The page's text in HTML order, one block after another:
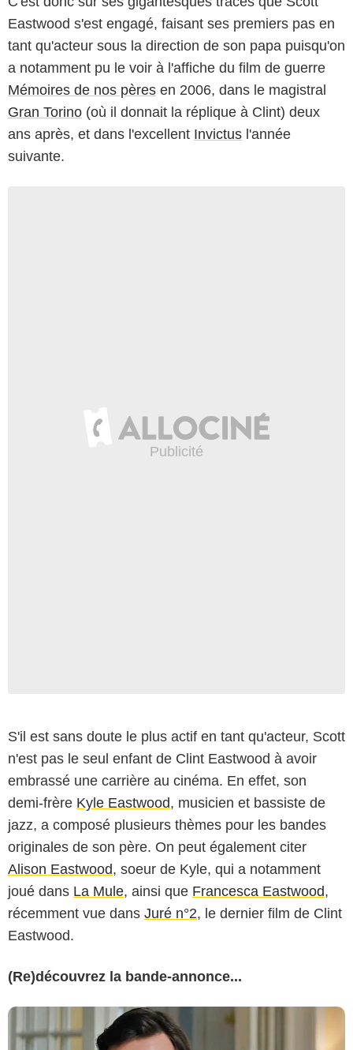
Eastwood s'est engagé, faisant ses premiers pas en
tant qu'acteur sous la direction de son papa puisqu'on
a notamment pu le voir à l'affiche du film de guerre
Mémoires de nos pères en 2006, dans le magistral
Gran Torino (où il donnait la réplique à Clint) deux
ans après, et dans l'excellent Invictus l'année
suivante.
S'il est sans doute le plus actif en tant qu'acteur, Scott
n'est pas le seul enfant de Clint Eastwood à avoir
embrassé une carrière au cinéma. En effet, son
demi-frère Kyle Eastwood, musicien et bassiste de
jazz, a composé plusieurs thèmes pour les bandes
originales de son père. On peut également citer
Alison Eastwood, soeur de Kyle, qui a notamment
joué dans La Mule, ainsi que Francesca Eastwood,
récemment vue dans Juré n°2, le dernier film de Clint
Eastwood.
(Re)découvrez la bande-annonce...